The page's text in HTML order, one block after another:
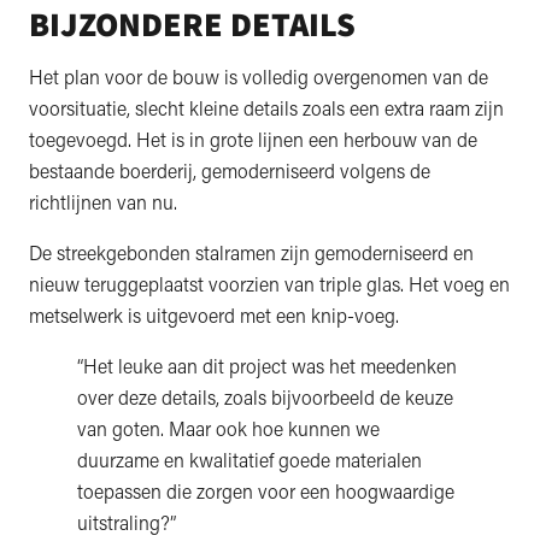
BIJZONDERE DETAILS
Het plan voor de bouw is volledig overgenomen van de
voorsituatie, slecht kleine details zoals een extra raam zijn
toegevoegd. Het is in grote lijnen een herbouw van de
bestaande boerderij, gemoderniseerd volgens de
richtlijnen van nu.
De streekgebonden stalramen zijn gemoderniseerd en
nieuw teruggeplaatst voorzien van triple glas. Het voeg en
metselwerk is uitgevoerd met een knip-voeg.
“Het leuke aan dit project was het meedenken
over deze details, zoals bijvoorbeeld de keuze
van goten. Maar ook hoe kunnen we
duurzame en kwalitatief goede materialen
toepassen die zorgen voor een hoogwaardige
uitstraling?”